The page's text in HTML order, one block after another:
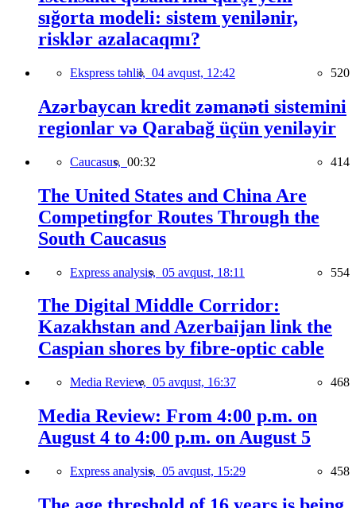
sığorta modeli: sistem yenilənir,
risklər azalacaqmı?
Ekspress təhlil, 04 avqust, 12:42 520
Azərbaycan kredit zəmanəti sistemini
regionlar və Qarabağ üçün yeniləyir
Caucasus, 00:32 414
The United States and China Are
Competingfor Routes Through the
South Caucasus
Express analysis, 05 avqust, 18:11 554
The Digital Middle Corridor:
Kazakhstan and Azerbaijan link the
Caspian shores by fibre-optic cable
Media Review, 05 avqust, 16:37 468
Media Review: From 4:00 p.m. on
August 4 to 4:00 p.m. on August 5
Express analysis, 05 avqust, 15:29 458